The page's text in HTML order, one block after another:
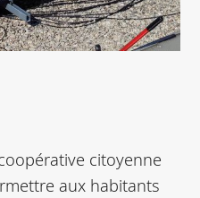
citoyenne
aux habitants